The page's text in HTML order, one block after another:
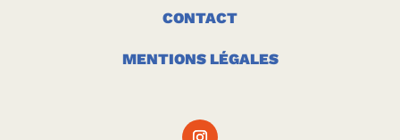
CONTACT
MENTIONS LÉGALES